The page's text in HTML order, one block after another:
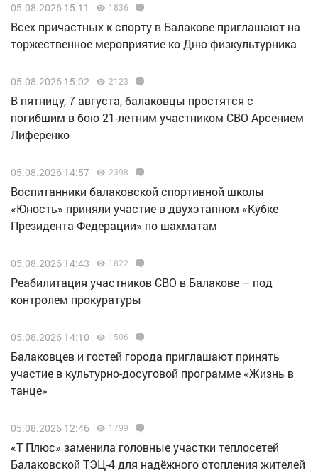
05.08.2026 15:11 1836
Всех причастных к спорту в Балакове приглашают на
торжественное мероприятие ко Дню физкультурника
05.08.2026 15:02 2123
В пятницу, 7 августа, балаковцы простятся с
погибшим в бою 21-летним участником СВО Арсением
Лиференко
05.08.2026 14:57 2398
Воспитанники балаковской спортивной школы
«Юность» приняли участие в двухэтапном «Кубке
Президента Федерации» по шахматам
05.08.2026 14:43 1822
Реабилитация участников СВО в Балакове – под
контролем прокуратуры
05.08.2026 14:10 1506
Балаковцев и гостей города приглашают принять
участие в культурно-досуговой программе «Жизнь в
танце»
05.08.2026 12:46 1799
«Т Плюс» заменила головные участки теплосетей
Балаковской ТЭЦ-4 для надёжного отопления жителей